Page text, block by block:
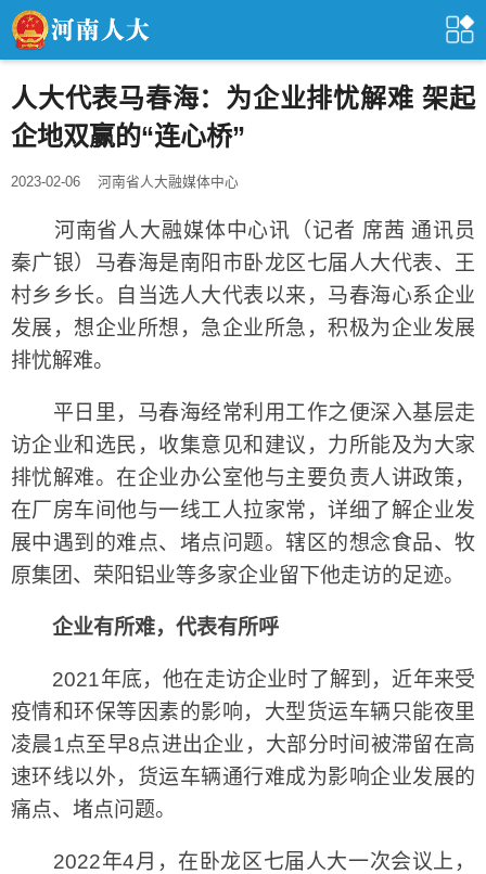
人大代表马春海：为企业排忧解难 架起
企地双赢的“连心桥”
2023-02-06 河南省人大融媒体中心
河南省人大融媒体中心讯（记者 席茜 通讯员
秦广银）马春海是南阳市卧龙区七届人大代表、王
村乡乡长。自当选人大代表以来，马春海心系企业
发展，想企业所想，急企业所急，积极为企业发展
排忧解难。
平日里，马春海经常利用工作之便深入基层走
访企业和选民，收集意见和建议，力所能及为大家
排忧解难。在企业办公室他与主要负责人讲政策，
在厂房车间他与一线工人拉家常，详细了解企业发
展中遇到的难点、堵点问题。辖区的想念食品、牧
原集团、荣阳铝业等多家企业留下他走访的足迹。
企业有所难，代表有所呼
2021年底，他在走访企业时了解到，近年来受
疫情和环保等因素的影响，大型货运车辆只能夜里
凌晨1点至早8点进出企业，大部分时间被滞留在高
速环线以外，货运车辆通行难成为影响企业发展的
痛点、堵点问题。
2022年4月，在卧龙区七届人大一次会议上，